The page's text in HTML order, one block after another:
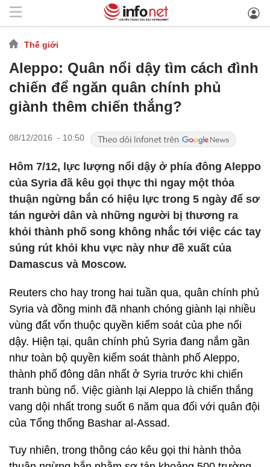
Thế giới
Aleppo: Quân nổi dậy tìm cách đình
chiến để ngăn quân chính phủ
giành thêm chiến thắng?
08/12/2016 - 10:50
Hôm 7/12, lực lượng nổi dậy ở phía đông Aleppo
của Syria đã kêu gọi thực thi ngay một thỏa
thuận ngừng bắn có hiệu lực trong 5 ngày để sơ
tán người dân và những người bị thương ra
khỏi thành phố song không nhắc tới việc các tay
súng rút khỏi khu vực này như đề xuất của
Damascus và Moscow.
Reuters cho hay trong hai tuần qua, quân chính phủ
Syria và đồng minh đã nhanh chóng giành lại nhiều
vùng đất vốn thuộc quyền kiểm soát của phe nổi
dậy. Hiện tại, quân chính phủ Syria đang nắm gần
như toàn bộ quyền kiểm soát thành phố Aleppo,
thành phố đông dân nhất ở Syria trước khi chiến
tranh bùng nổ. Việc giành lại Aleppo là chiến thắng
vang dội nhất trong suốt 6 năm qua đối với quân đội
của Tổng thống Bashar al-Assad.
Tuy nhiên, trong thông cáo kêu gọi thi hành thỏa